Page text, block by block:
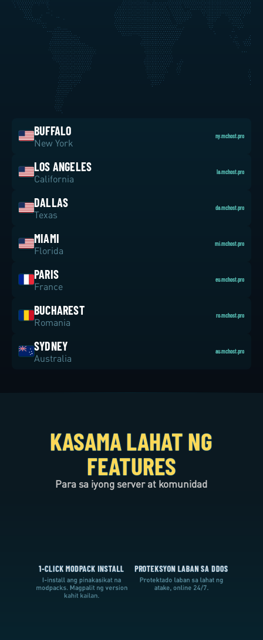
BUFFALO
New York
ny.mchost.pro
LOS ANGELES
California
la.mchost.pro
DALLAS
Texas
da.mchost.pro
MIAMI
Florida
mi.mchost.pro
PARIS
France
eu.mchost.pro
BUCHAREST
Romania
ro.mchost.pro
SYDNEY
Australia
au.mchost.pro
KASAMA LAHAT NG
FEATURES
Para sa iyong server at komunidad
1-CLICK MODPACK INSTALL
I-install ang pinakasikat na
modpacks. Magpalit ng version
kahit kailan.
PROTEKSYON LABAN SA DDOS
Protektado laban sa lahat ng
atake, online 24/7.